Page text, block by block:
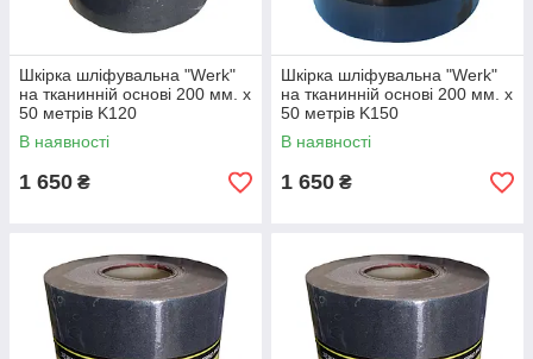
Шкірка шліфувальна "Werk"
на тканинній основі 200 мм. х
50 метрів K120
В наявності
1 650 ₴
Шкірка шліфувальна "Werk"
на тканинній основі 200 мм. х
50 метрів K150
В наявності
1 650 ₴